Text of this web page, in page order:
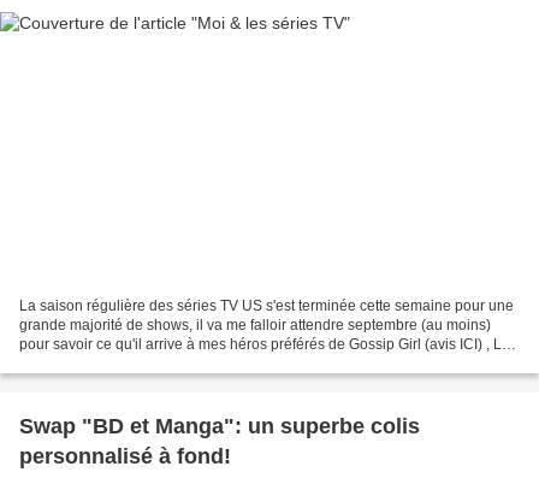
La saison régulière des séries TV US s'est terminée cette semaine pour une
grande majorité de shows, il va me falloir attendre septembre (au moins)
pour savoir ce qu'il arrive à mes héros préférés de Gossip Girl (avis ICI) , Les
Swap "BD et Manga": un superbe colis
personnalisé à fond!